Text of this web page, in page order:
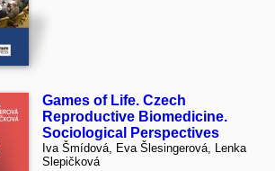
Games of Life. Czech
Reproductive Biomedicine.
Sociological Perspectives
Iva Šmídová, Eva Šlesingerová, Lenka
Slepičková